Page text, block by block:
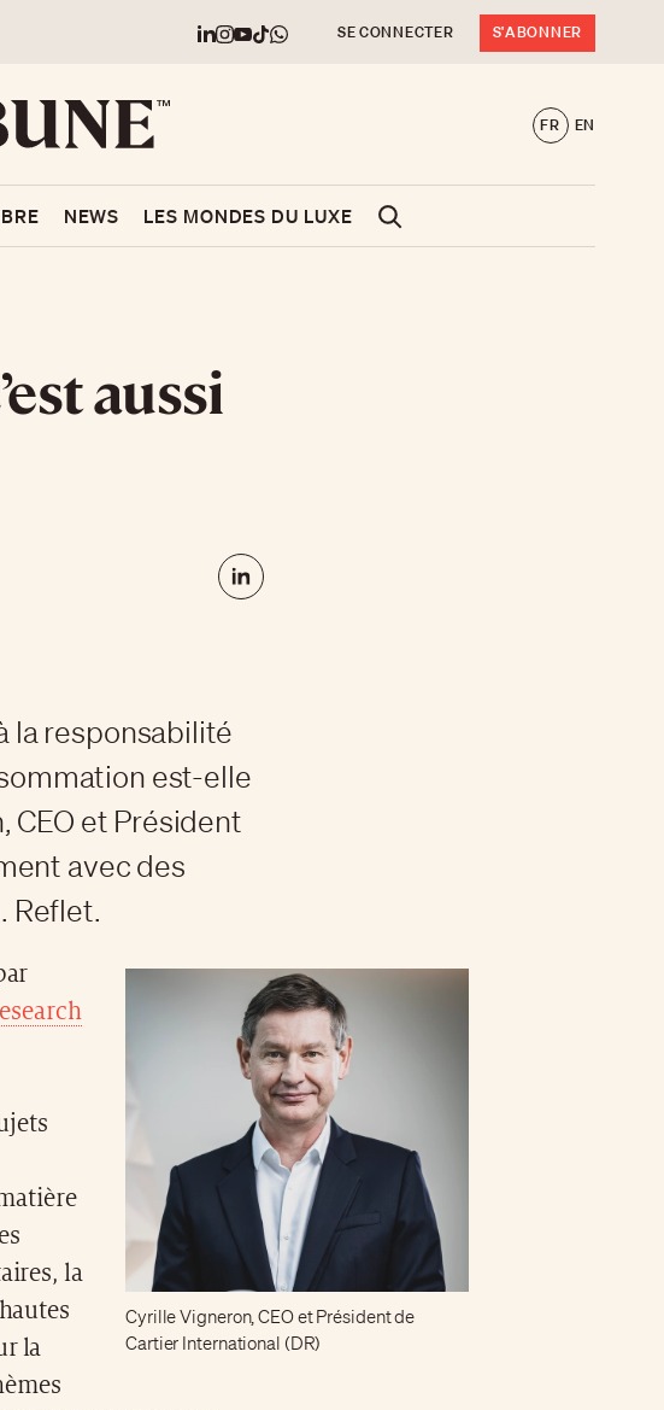
SE CONNECTER S'ABONNER
FR EN
NEWS LES MONDES DU LUXE
aussi
la responsabilité
est-elle
CEO et Président
avec des
Reflet.
Cyrille Vigneron, CEO et Président de
Cartier International (DR)
la
la